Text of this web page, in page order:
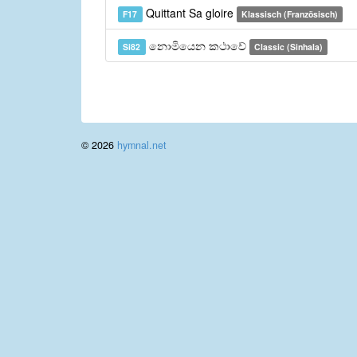
F17 Quittant Sa gloire Klassisch (Französisch)
Si82 නොමියෙන කථාවේ Classic (Sinhala)
© 2026 hymnal.net